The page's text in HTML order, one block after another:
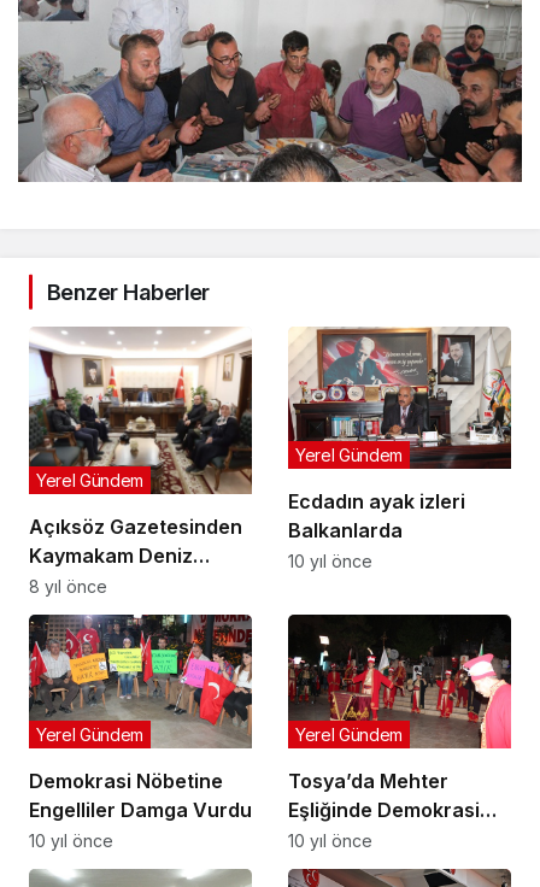
Benzer Haberler
Açıksöz Gazetesinden
Kaymakam Deniz
Pişkin’e Ziyaret
Yerel Gündem
8 yıl önce
Ecdadın ayak izleri
Balkanlarda
Yerel Gündem
10 yıl önce
Demokrasi Nöbetine
Engelliler Damga Vurdu
Yerel Gündem
10 yıl önce
Tosya’da Mehter
Eşliğinde Demokrasi
Nöbeti
Yerel Gündem
10 yıl önce